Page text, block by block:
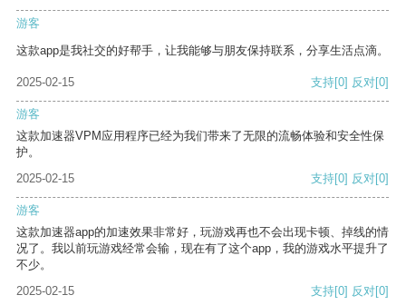
游客
这款app是我社交的好帮手，让我能够与朋友保持联系，分享生活点滴。
2025-02-15 支持[0] 反对[0]
游客
这款加速器VPM应用程序已经为我们带来了无限的流畅体验和安全性保
护。
2025-02-15
支持[0] 反对[0]
游客
这款加速器app的加速效果非常好，玩游戏再也不会出现卡顿、掉线的情
况了。我以前玩游戏经常会输，现在有了这个app，我的游戏水平提升了
不少。
2025-02-15
支持[0] 反对[0]